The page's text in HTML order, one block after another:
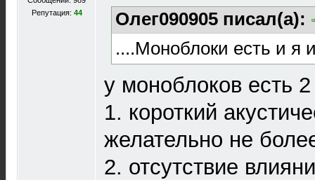
Репутация: 44
Олег090905 писал(а):
....Моноблоки есть и я
у моноблоков есть
1. короткий
желательно не
2. отсутствие